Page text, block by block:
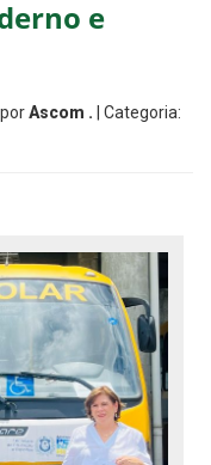
e
Ascom . | Categoria: